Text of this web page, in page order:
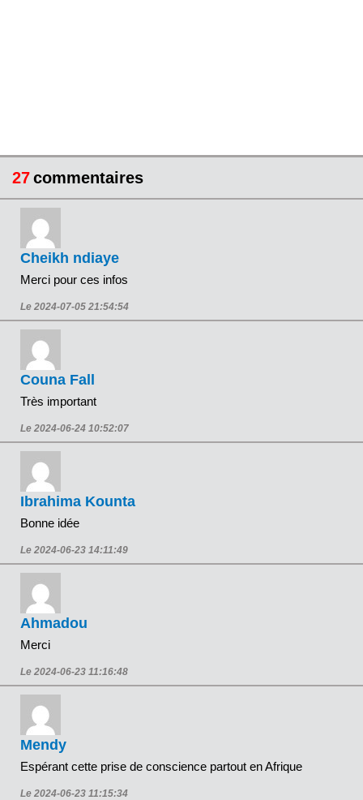
27commentaires
Cheikh ndiaye
Merci pour ces infos
Le 2024-07-05 21:54:54
Couna Fall
Très important
Le 2024-06-24 10:52:07
Ibrahima Kounta
Bonne idée
Le 2024-06-23 14:11:49
Ahmadou
Merci
Le 2024-06-23 11:16:48
Mendy
Espérant cette prise de conscience partout en Afrique
Le 2024-06-23 11:15:34